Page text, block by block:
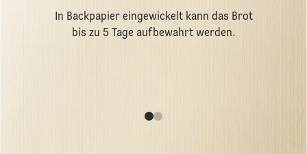
In Backpapier eingewickelt kann das Brot
bis zu 5 Tage aufbewahrt werden.